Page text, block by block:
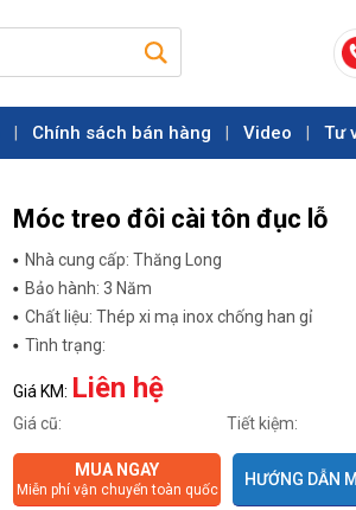
Chính sách bán hàng Video Tư
Móc treo đôi cài tôn đục lỗ
Nhà cung cấp: Thăng Long
Bảo hành: 3 Năm
Chất liệu: Thép xi mạ inox chống han gỉ
Tình trạng:
Giá KM: Liên hệ
Giá cũ: Tiết kiệm:
MUA NGAY
Miễn phí vận chuyển toàn quốc
HƯỚNG DẪN